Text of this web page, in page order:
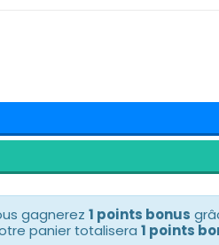
gagnerez 1 points bonus
panier totalisera 1 points